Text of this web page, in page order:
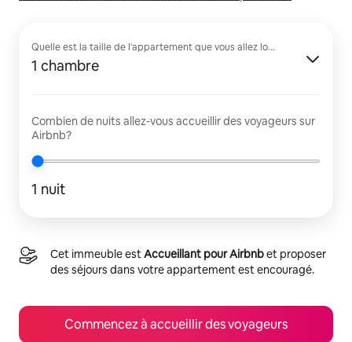
Quelle est la taille de l'appartement que vous allez louer?
1 chambre
Combien de nuits allez-vous accueillir des voyageurs sur
Airbnb?
1 nuit
Cet immeuble estAccueillant pour Airbnbet proposer
des séjours dans votre appartement est encouragé.
Commencez à accueillir des voyageurs